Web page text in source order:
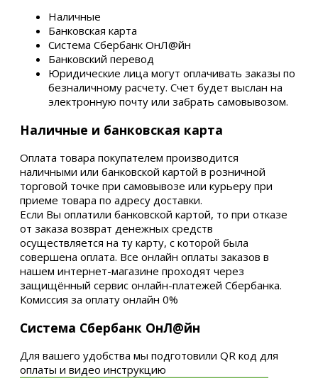
Наличные
Банковская карта
Система Сбербанк ОнЛ@йн
Банковский перевод
Юридические лица могут оплачивать заказы по
безналичному расчету. Счет будет выслан на
электронную почту или забрать самовывозом.
Наличные и банковская карта
Оплата товара покупателем производится
наличными или банковской картой в розничной
торговой точке при самовывозе или курьеру при
приеме товара по адресу доставки.
Если Вы оплатили банковской картой, то при отказе
от заказа возврат денежных средств
осуществляется на ту карту, с которой была
совершена оплата. Все онлайн оплаты заказов в
нашем интернет-магазине проходят через
защищённый сервис онлайн-платежей Сбербанка.
Комиссия за оплату онлайн 0%
Система Сбербанк ОнЛ@йн
Для вашего удобства мы подготовили QR код для
оплаты и видео инструкцию